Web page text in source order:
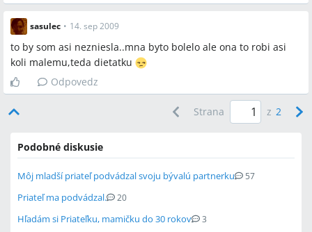
sasulec • 14. sep 2009
to by som asi nezniesla..mna byto bolelo ale ona to robi asi
koli malemu,teda dietatku
Odpovedz
Strana z 2
Podobné diskusie
Môj mladší priateľ podvádzal svoju bývalú partnerku 57
Priateľ ma podvádzal. 20
Hľadám si Priateľku, mamičku do 30 rokov 3